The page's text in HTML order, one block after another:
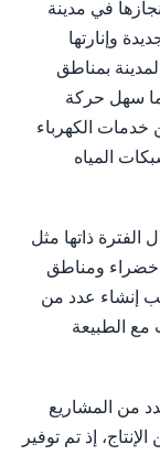
في مدينة
جديدة وإنارتها
المدينة بمناطق
سهل حركة
خدمات الكهرباء
المياه
ذاتها مثل
خضراء ومناطق
إنشاء عدد من
مع الطبيعة
من المشاريع
إذ تم توفير